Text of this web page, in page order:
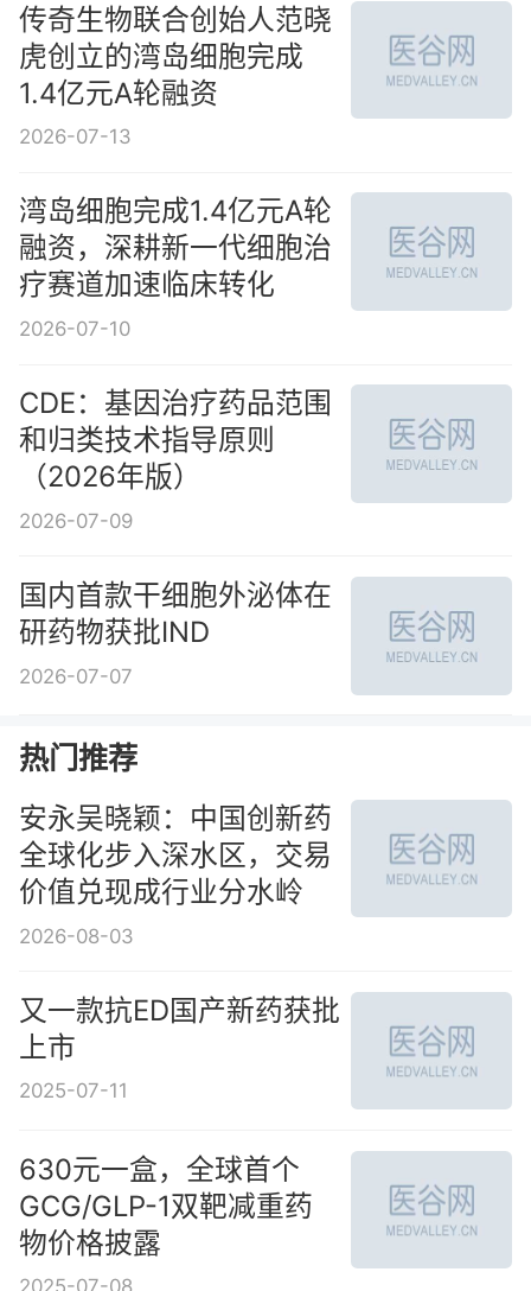
传奇生物联合创始人范晓
虎创立的湾岛细胞完成
1.4亿元A轮融资
2026-07-13
湾岛细胞完成1.4亿元A轮
融资，深耕新一代细胞治
疗赛道加速临床转化
2026-07-10
CDE：基因治疗药品范围
和归类技术指导原则
（2026年版）
2026-07-09
国内首款干细胞外泌体在
研药物获批IND
2026-07-07
热门推荐
安永吴晓颖：中国创新药
全球化步入深水区，交易
价值兑现成行业分水岭
2026-08-03
又一款抗ED国产新药获批
上市
2025-07-11
630元一盒，全球首个
GCG/GLP-1双靶减重药
物价格披露